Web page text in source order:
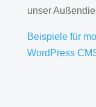
unser
Beispiele für
WordPress